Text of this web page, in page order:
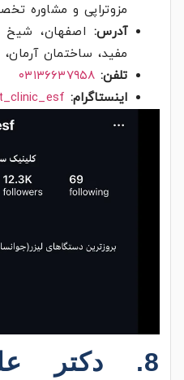
مزوتراپی و مشاوره
آدرس:اصفهان، شیخ
مفید، ساختمان
تلفن: ۰۳۱۳۶۶۳۷۹۵۸
اینستاگرام:
8. دکتر